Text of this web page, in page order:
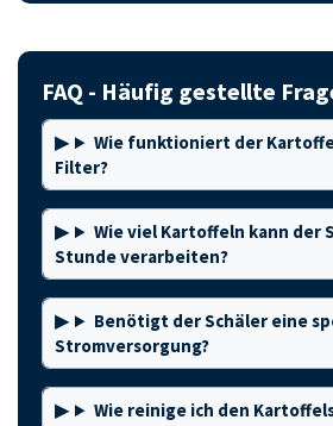
FAQ - Häufig gestellte
Wie funktioniert der
Filter?
Wie viel Kartoffeln kann der
Stunde verarbeiten?
Benötigt der Schäler eine
Stromversorgung?
Wie reinige ich den